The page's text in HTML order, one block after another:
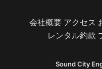
Sound City
会社概要 アクセス
レンタル約款